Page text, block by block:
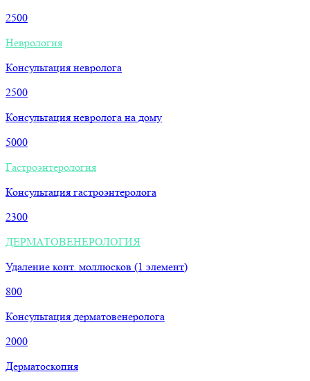
2500
Неврология
Консультация невролога
2500
Консультация невролога на дому
5000
Гастроэнтерология
Консультация гастроэнтеролога
2300
ДЕРМАТОВЕНЕРОЛОГИЯ
Удаление конт. моллюсков (1 элемент)
800
Консультация дерматовенеролога
2000
Дерматоскопия